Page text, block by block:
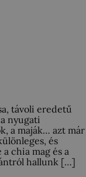
távoli eredetű
nyugati
a maják… azt már
és
chia mag és a
hallunk […]